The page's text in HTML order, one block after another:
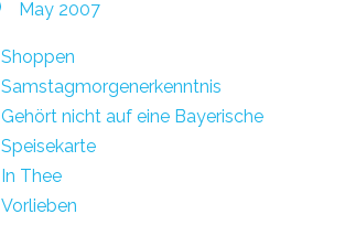
May 2007
Shoppen
Samstagmorgenerkenntnis
Gehört nicht auf eine Bayerische
Speisekarte
In Thee
Vorlieben